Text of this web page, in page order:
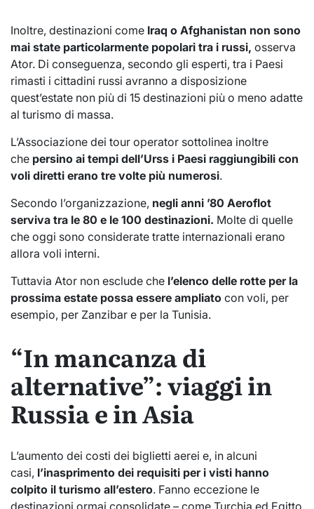
Inoltre, destinazioni come Iraq o Afghanistan non sono
mai state particolarmente popolari tra i russi, osserva
Ator. Di conseguenza, secondo gli esperti, tra i Paesi
rimasti i cittadini russi avranno a disposizione
quest’estate non più di 15 destinazioni più o meno adatte
al turismo di massa.
L’Associazione dei tour operator sottolinea inoltre
che persino ai tempi dell’Urss i Paesi raggiungibili con
voli diretti erano tre volte più numerosi.
Secondo l’organizzazione, negli anni ’80 Aeroflot
serviva tra le 80 e le 100 destinazioni. Molte di quelle
che oggi sono considerate tratte internazionali erano
allora voli interni.
Tuttavia Ator non esclude che l’elenco delle rotte per la
prossima estate possa essere ampliato con voli, per
esempio, per Zanzibar e per la Tunisia.
“In mancanza di
alternative”: viaggi in
Russia e in Asia
L’aumento dei costi dei biglietti aerei e, in alcuni
casi, l’inasprimento dei requisiti per i visti hanno
colpito il turismo all’estero. Fanno eccezione le
destinazioni ormai consolidate – come Turchia ed Egitto